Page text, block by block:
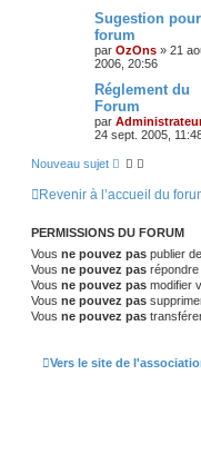
Sugestion
forum
par OzOns » 21
2006, 20:56
Réglement du
Forum
par
24 sept. 2005,
Nouveau sujet
Revenir à l’accueil du
PERMISSIONS DU FORUM
Vous ne pouvez pas publier
Vous ne pouvez pas
Vous ne pouvez pas modifier
Vous ne pouvez pas
Vous ne pouvez pas
Vers le site de